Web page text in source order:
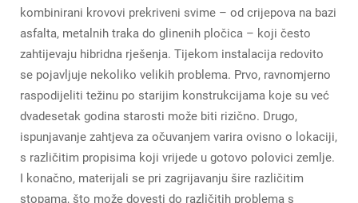
kombinirani krovovi prekriveni svime – od crijepova na bazi
asfalta, metalnih traka do glinenih pločica – koji često
zahtijevaju hibridna rješenja. Tijekom instalacija redovito
se pojavljuje nekoliko velikih problema. Prvo, ravnomjerno
raspodijeliti težinu po starijim konstrukcijama koje su već
dvadesetak godina starosti može biti rizično. Drugo,
ispunjavanje zahtjeva za očuvanjem varira ovisno o lokaciji,
s različitim propisima koji vrijede u gotovo polovici zemlje.
I konačno, materijali se pri zagrijavanju šire različitim
stopama, što može dovesti do različitih problema s